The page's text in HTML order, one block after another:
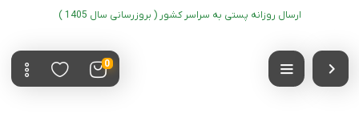
ارسال روزانه پستی به سراسر کشور ( بروزرسانی سال 1405 )
0